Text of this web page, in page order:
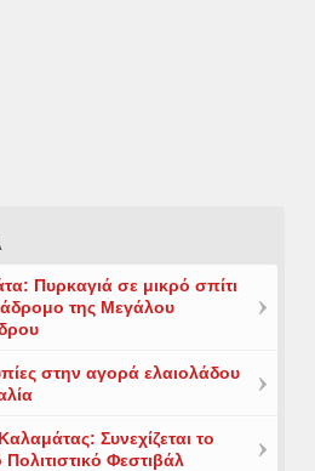
Πυρκαγιά σε μικρό σπίτι
της Μεγάλου
στην αγορά ελαιολάδου
Συνεχίζεται το
Πολιτιστικό Φεστιβάλ